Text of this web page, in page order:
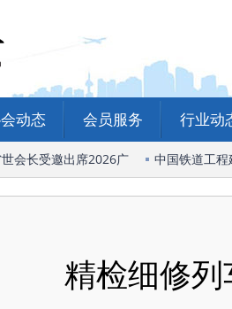
动态 会员服务 行业动
会长受邀出席2026广 中国铁道工程
精检细修